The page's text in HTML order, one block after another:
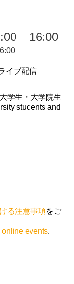
– 16:00
イブ配信
学生・大学院生
students and
る注意事項をご
online events.